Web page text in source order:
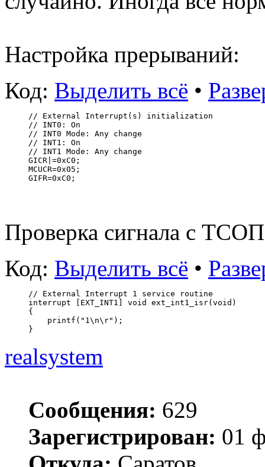
Настройка прерываний:
Код: Выделить всё •
// External Interrupt(s) initialization
// INT0: On
// INT0 Mode: Any change
// INT1: On
// INT1 Mode: Any change
GICR|=0xC0;
MCUCR=0x05;
GIFR=0xC0;
Проверка сигнала с
Код: Выделить всё •
// External Interrupt 1 service routine
interrupt [EXT_INT1] void ext_int1_isr(void)
{
printf("1\n\r");
}
realsystem
Сообщения: 629
Зарегистрирован: 01